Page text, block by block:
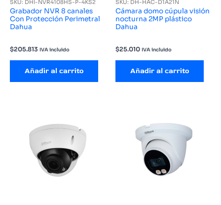
SKU: DHI-NVR4108HS-P-4KS2
Grabador NVR 8 canales
Con Protección Perimetral
Dahua
$205.813 IVA incluido
Añadir al carrito
SKU: DH-HAC-D1A21N
Cámara domo cúpula visión
nocturna 2MP plástico
Dahua
$25.010 IVA incluido
Añadir al carrito